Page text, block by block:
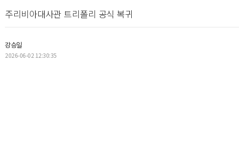
주리비아대사관 트리폴리 공식 복귀
강승일
2026-06-02 12:30:35